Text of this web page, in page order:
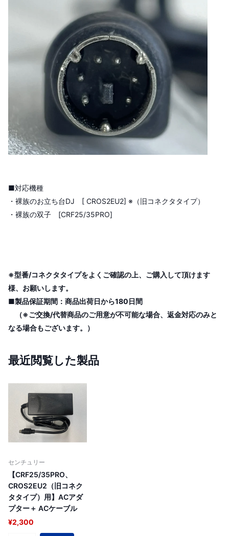
■対応機種
・裸族のお立ち台DJ [ CROS2EU2] ※（旧コネクタタイプ）
・裸族の双子 [CRF25/35PRO]
※型番/コネクタタイプをよくご確認の上、ご購入して頂けます
様、お願いします。
■製品保証期間：商品出荷日から180日間
（※ご交換/代替商品のご用意が不可能な場合、返金対応のみと
なる場合もございます。）
最近閲覧した製品
センチュリー
【CRF25/35PRO、
CROS2EU2（旧コネク
タタイプ）用】ACアダ
プター＋ ACケーブル
¥2,300